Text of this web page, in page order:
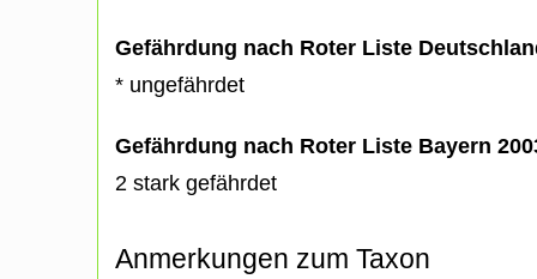
Gefährdung nach Roter Liste
* ungefährdet
Gefährdung nach Roter Liste Bayern
2 stark gefährdet
Anmerkungen zum Taxon